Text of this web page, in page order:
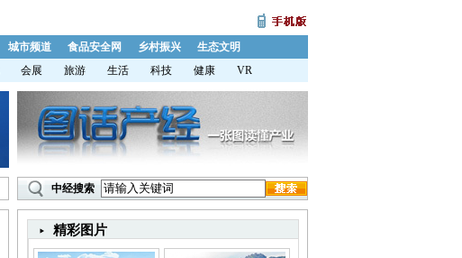
城市频道 食品安全网 乡村振兴
生态文明
会展 旅游 生活 科技 健康 VR
中经搜索
精彩图片